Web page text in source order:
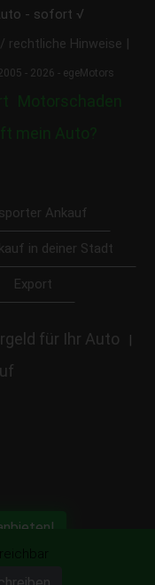
- sofort √
rechtliche Hinweise
- 2026 - egeMotors
Motorschaden
mein Auto?
Ankauf
in deiner Stadt
Export
für Ihr Auto